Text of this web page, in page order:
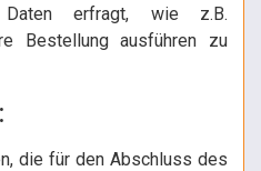
erfragt, wie z.B.
Bestellung ausführen zu
die für den Abschluss des